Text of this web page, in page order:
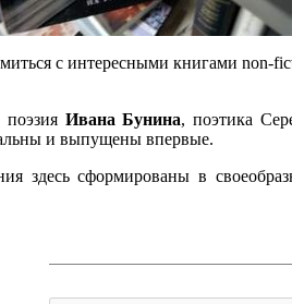
с интересными книгами non-
поэзия Ивана Бунина, поэтика
и выпущены впервые.
здесь сформированы в